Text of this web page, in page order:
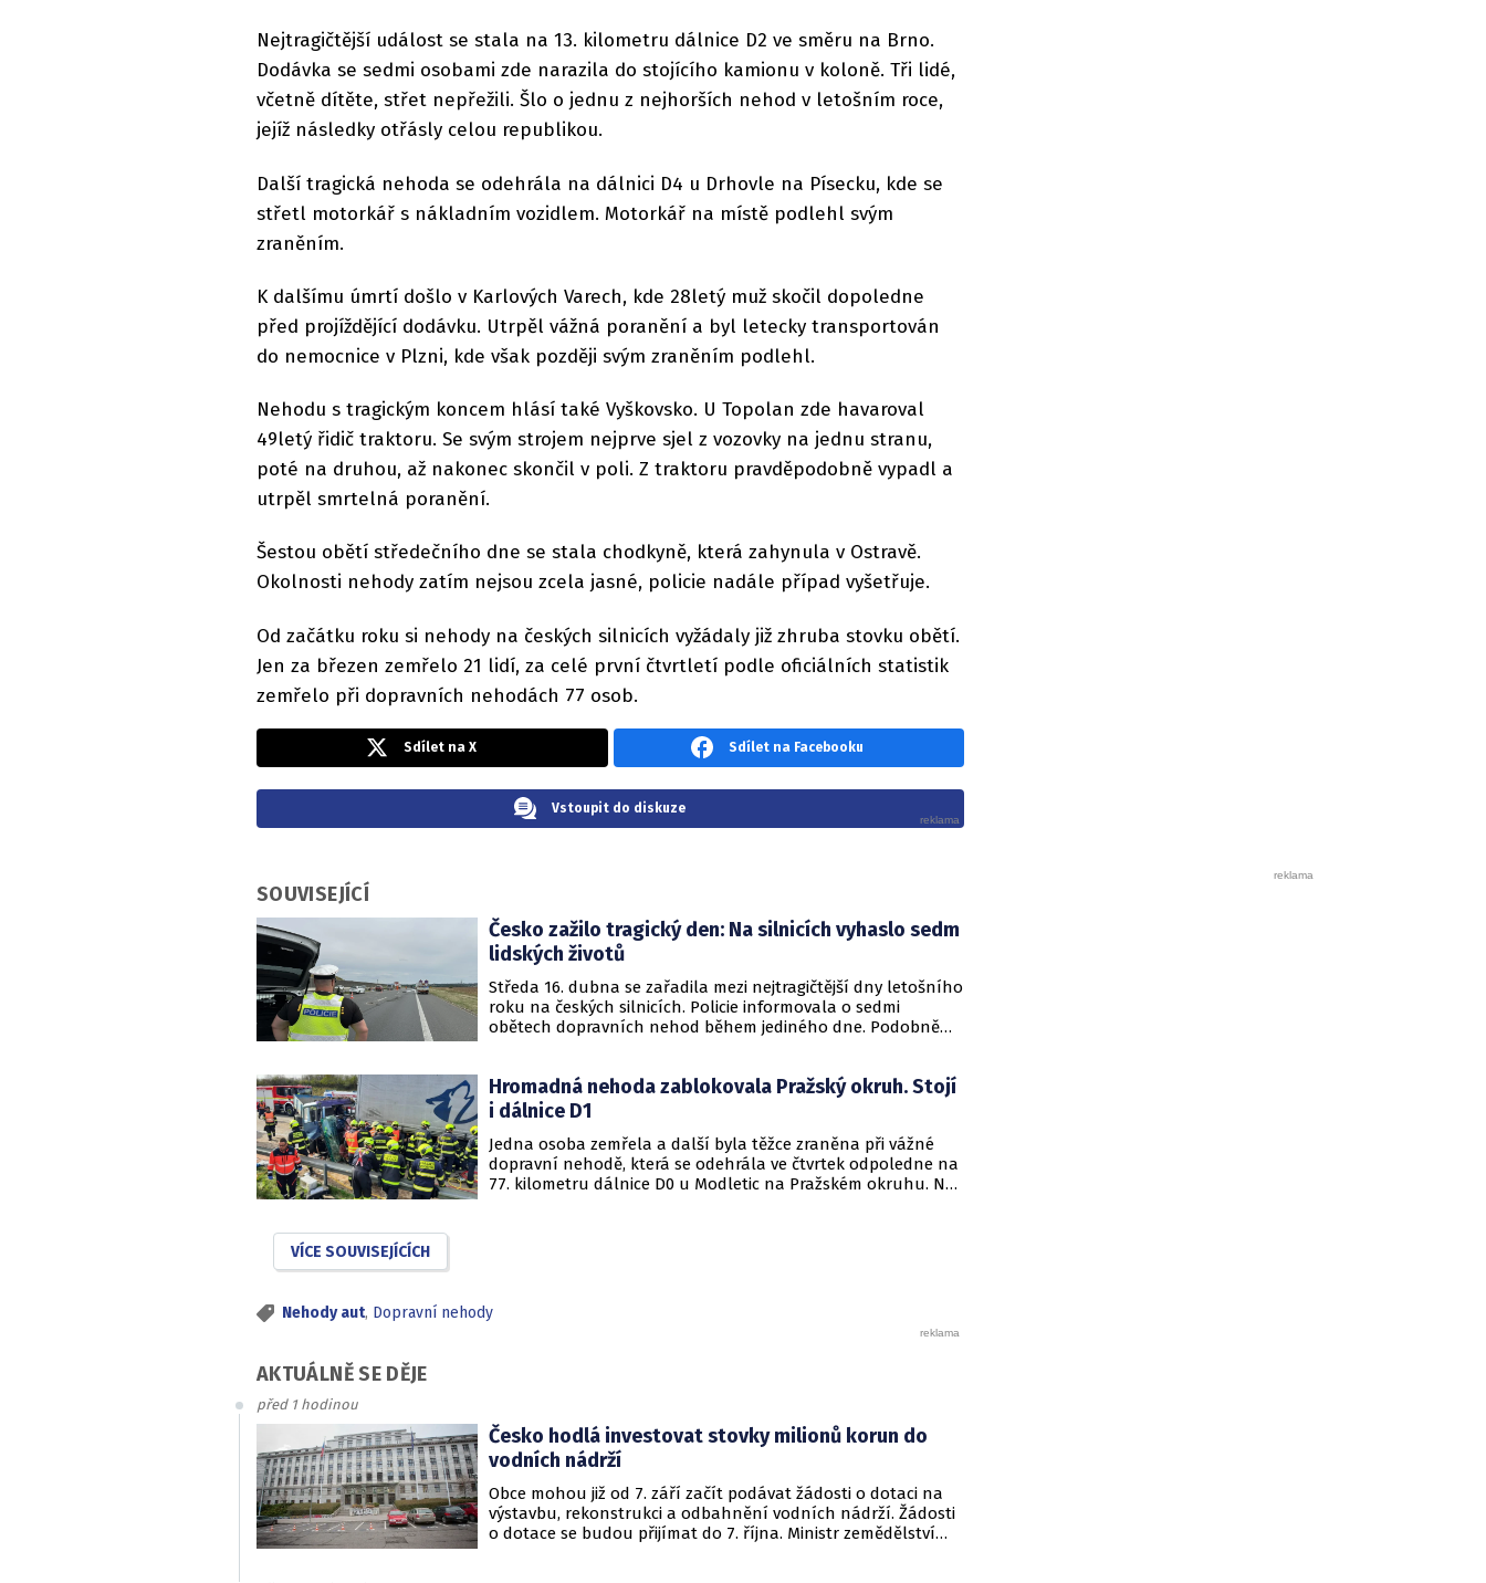
Nejtragičtější událost se stala na 13. kilometru dálnice D2 ve směru na Brno.
Dodávka se sedmi osobami zde narazila do stojícího kamionu v koloně. Tři lidé,
včetně dítěte, střet nepřežili. Šlo o jednu z nejhorších nehod v letošním roce,
jejíž následky otřásly celou republikou.
Další tragická nehoda se odehrála na dálnici D4 u Drhovle na Písecku, kde se
střetl motorkář s nákladním vozidlem. Motorkář na místě podlehl svým
zraněním.
K dalšímu úmrtí došlo v Karlových Varech, kde 28letý muž skočil dopoledne
před projíždějící dodávku. Utrpěl vážná poranění a byl letecky transportován
do nemocnice v Plzni, kde však později svým zraněním podlehl.
Nehodu s tragickým koncem hlásí také Vyškovsko. U Topolan zde havaroval
49letý řidič traktoru. Se svým strojem nejprve sjel z vozovky na jednu stranu,
poté na druhou, až nakonec skončil v poli. Z traktoru pravděpodobně vypadl a
utrpěl smrtelná poranění.
Šestou obětí středečního dne se stala chodkyně, která zahynula v Ostravě.
Okolnosti nehody zatím nejsou zcela jasné, policie nadále případ vyšetřuje.
Od začátku roku si nehody na českých silnicích vyžádaly již zhruba stovku obětí.
Jen za březen zemřelo 21 lidí, za celé první čtvrtletí podle oficiálních statistik
zemřelo při dopravních nehodách 77 osob.
Sdílet na X Sdílet na Facebooku
Vstoupit do diskuze
SOUVISEJÍCÍ
Česko zažilo tragický den: Na silnicích vyhaslo sedm
lidských životů
Středa 16. dubna se zařadila mezi nejtragičtější dny letošního
roku na českých silnicích. Policie informovala o sedmi
obětech dopravních nehod během jediného dne. Podobně
Hromadná nehoda zablokovala Pražský okruh. Stojí
i dálnice D1
Jedna osoba zemřela a další byla těžce zraněna při vážné
dopravní nehodě, která se odehrála ve čtvrtek odpoledne na
77. kilometru dálnice D0 u Modletic na Pražském okruhu. Na
VÍCE SOUVISEJÍCÍCH
Nehody aut, Dopravní nehody
AKTUÁLNĚ SE DĚJE
před 1 hodinou
Česko hodlá investovat stovky milionů korun do
vodních nádrží
Obce mohou již od 7. září začít podávat žádosti o dotaci na
výstavbu, rekonstrukci a odbahnění vodních nádrží. Žádosti
o dotace se budou přijímat do 7. října. Ministr zemědělství